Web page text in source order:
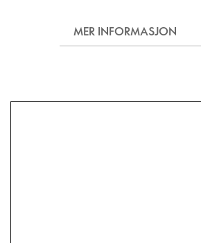
MER INFORMASJON